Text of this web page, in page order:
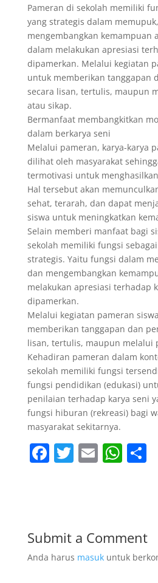
Pameran di sekolah memiliki
yang strategis dalam
mengembangkan kemampuan
dalam melakukan apresiasi
dipamerkan. Melalui kegiatan
untuk memberikan tanggapan
secara lisan, tertulis, maupun
atau sikap.
Bermanfaat membangkitkan
dalam berkarya seni
Melalui pameran, karya-karya
dilihat oleh masyarakat
termotivasi untuk
Hal tersebut akan
sehat, terarah, dan dapat
siswa untuk meningkatkan
Selain memberi manfaat bagi
sekolah memiliki fungsi
strategis. Yaitu fungsi dalam
dan mengembangkan
melakukan apresiasi terhadap
dipamerkan.
Melalui kegiatan pameran
memberikan tanggapan dan
lisan, tertulis, maupun melalui
Kehadiran pameran dalam
sekolah memiliki fungsi
fungsi pendidikan (edukasi)
penilaian terhadap karya seni
fungsi hiburan (rekreasi) bagi
masyarakat sekitarnya.
F
b
o
o
T E W
A
p
p
S
Submit a Comment
Anda harus masukuntuk